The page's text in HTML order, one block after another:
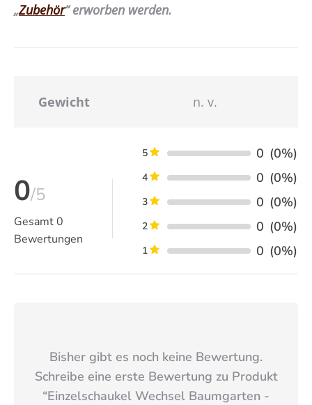
„Zubehör“ erworben werden.
Gewicht n. v.
0/5
Gesamt0
Bewertungen
5 0 (0%)
4 0 (0%)
3 0 (0%)
2 0 (0%)
1 0 (0%)
Bisher gibt es noch keine Bewertung.
Schreibe eine erste Bewertung zu Produkt
“Einzelschaukel Wechsel Baumgarten -